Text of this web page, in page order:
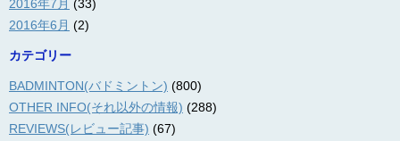
2016年7月 (33)
2016年6月 (2)
カテゴリー
BADMINTON(バドミントン) (800)
OTHER INFO(それ以外の情報) (288)
REVIEWS(レビュー記事) (67)